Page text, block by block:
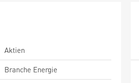
Aktien
Branche Energie